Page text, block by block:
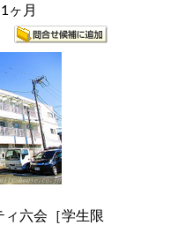
1ヶ月
ィ六会［学生限